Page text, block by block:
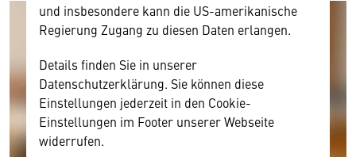
und insbesondere kann die US-amerikanische
Regierung Zugang zu diesen Daten erlangen.
Details finden Sie in unserer
Datenschutzerklärung. Sie können diese
Einstellungen jederzeit in den Cookie-
Einstellungen im Footer unserer Webseite
widerrufen.